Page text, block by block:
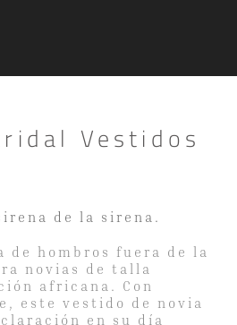
Vestidos
de la sirena.
de hombros fuera de la
novias de talla
africana. Con
este vestido de novia
en su día